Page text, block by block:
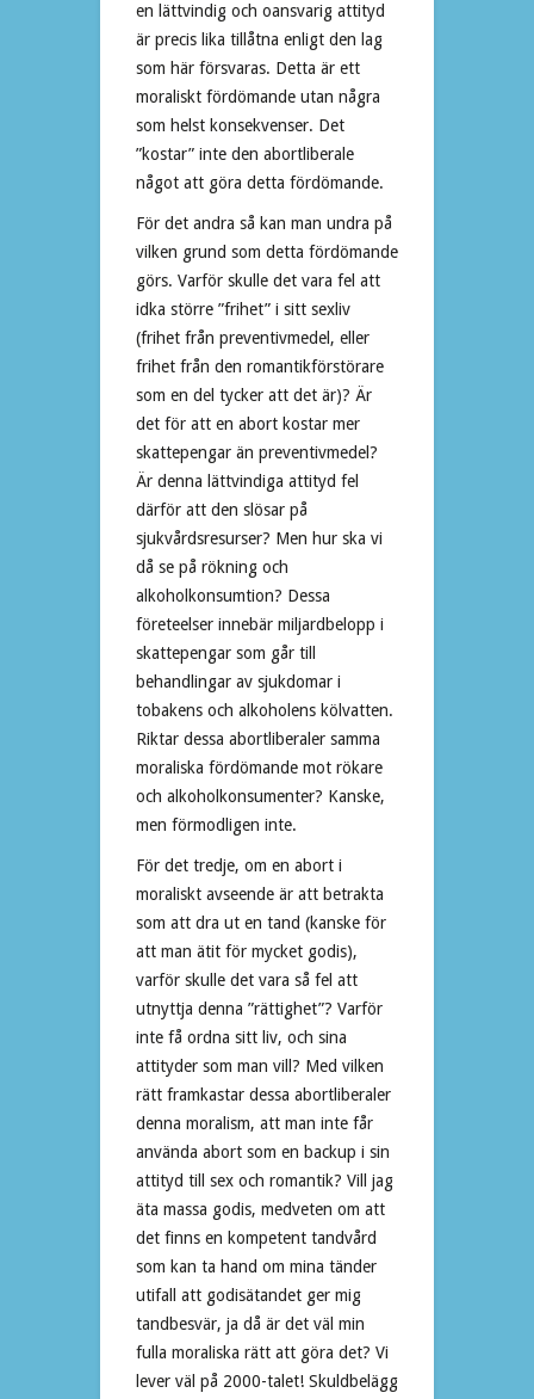
en lättvindig och oansvarig attityd
är precis lika tillåtna enligt den lag
som här försvaras. Detta är ett
moraliskt fördömande utan några
som helst konsekvenser. Det
”kostar” inte den abortliberale
något att göra detta fördömande.
För det andra så kan man undra på
vilken grund som detta fördömande
görs. Varför skulle det vara fel att
idka större ”frihet” i sitt sexliv
(frihet från preventivmedel, eller
frihet från den romantikförstörare
som en del tycker att det är)? Är
det för att en abort kostar mer
skattepengar än preventivmedel?
Är denna lättvindiga attityd fel
därför att den slösar på
sjukvårdsresurser? Men hur ska vi
då se på rökning och
alkoholkonsumtion? Dessa
företeelser innebär miljardbelopp i
skattepengar som går till
behandlingar av sjukdomar i
tobakens och alkoholens kölvatten.
Riktar dessa abortliberaler samma
moraliska fördömande mot rökare
och alkoholkonsumenter? Kanske,
men förmodligen inte.
För det tredje, om en abort i
moraliskt avseende är att betrakta
som att dra ut en tand (kanske för
att man ätit för mycket godis),
varför skulle det vara så fel att
utnyttja denna ”rättighet”? Varför
inte få ordna sitt liv, och sina
attityder som man vill? Med vilken
rätt framkastar dessa abortliberaler
denna moralism, att man inte får
använda abort som en backup i sin
attityd till sex och romantik? Vill jag
äta massa godis, medveten om att
det finns en kompetent tandvård
som kan ta hand om mina tänder
utifall att godisätandet ger mig
tandbesvär, ja då är det väl min
fulla moraliska rätt att göra det? Vi
lever väl på 2000-talet! Skuldbelägg